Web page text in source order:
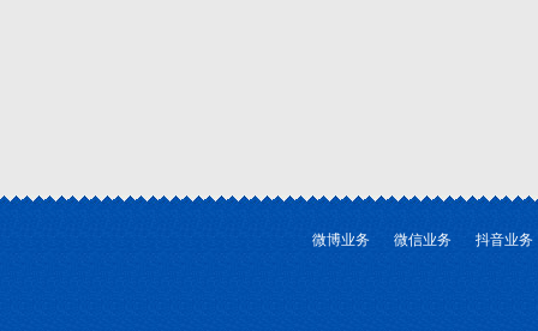
微博业务 微信业务 抖音业务